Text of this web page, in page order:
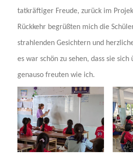
tatkräftiger Freude, zurück im
Rückkehr begrüßten mich die
strahlenden Gesichtern und
es war schön zu sehen, dass sie
genauso freuten wie ich.